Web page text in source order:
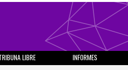
LIBRE INFORMES